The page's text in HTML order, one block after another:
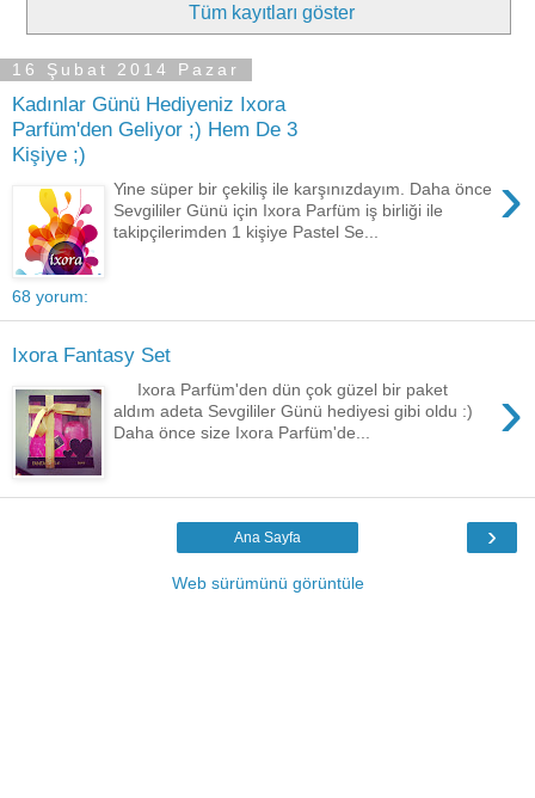
Tüm kayıtları göster
16 Şubat 2014 Pazar
Kadınlar Günü Hediyeniz Ixora
Parfüm'den Geliyor ;) Hem De 3
Kişiye ;)
›
Yine süper bir çekiliş ile karşınızdayım. Daha önce
Sevgililer Günü için Ixora Parfüm iş birliği ile
takipçilerimden 1 kişiye Pastel Se...
68 yorum:
Ixora Fantasy Set
›
Ixora Parfüm'den dün çok güzel bir paket
aldım adeta Sevgililer Günü hediyesi gibi oldu :)
Daha önce size Ixora Parfüm'de...
›
Ana Sayfa
Web sürümünü görüntüle